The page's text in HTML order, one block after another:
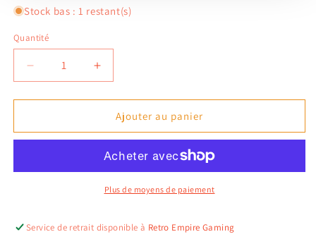
Stock bas : 1 restant(s)
Quantité
Réduire
la
quantité
Agent
-
Augmenter
la
quantité
Agent
GoldenEye
-
Gamecube
Ajouter au panier
Plus de moyens de paiement
Service de retrait disponible à Retro Empire Gaming